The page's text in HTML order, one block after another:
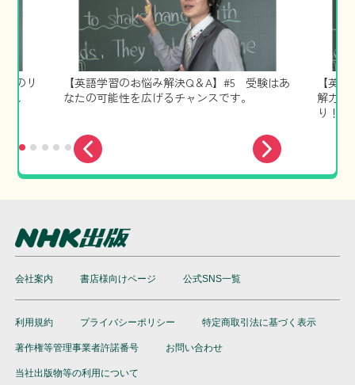
のリ
れ
【英語学習のお悩み解決Q＆A】#5 受験はあ
なたの可能性を広げるチャンスです。
【英
解力、
り！
会社案内 書店様向けページ 公式SNS一覧
利用規約 プライバシーポリシー 特定商取引法に基づく表示
著作権等管理事業者許諾番号 お問い合わせ
当社出版物等の利用について